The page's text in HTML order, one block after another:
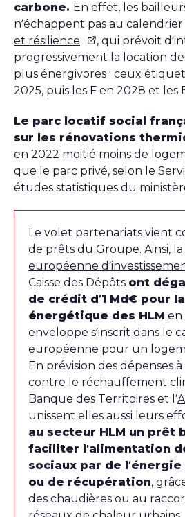
carbone. En effet, les
n’échappent pas au
et résilience
, qui prévoit
progressivement la location
plus énergivores : ceux
2025, puis les F en 2028 et les
Le parc locatif social
sur les rénovations
en 2022 moitié moins de
que le parc privé, selon le
études statistiques du
Le volet partenariats vient
de prêts du Groupe. Ainsi, la
européenne
Caisse des Dépôts ont
de crédit d’1 Md€ pour
énergétique des HLM en
enveloppe s’inscrit dans le
européenne pour un
En prévision des dépenses
contre le réchauffement
Banque des Territoires et l’
unissent elles aussi leurs
au secteur HLM un prêt
faciliter l'alimentation
sociaux par de
ou de récupération,
des chaudières ou au